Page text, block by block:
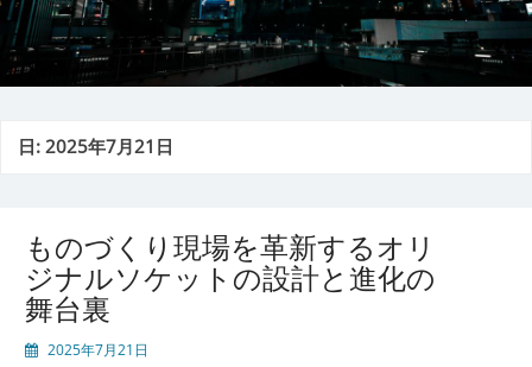
日:2025年7月21日
ものづくり現場を革新するオリ
ジナルソケットの設計と進化の
舞台裏
2025年7月21日